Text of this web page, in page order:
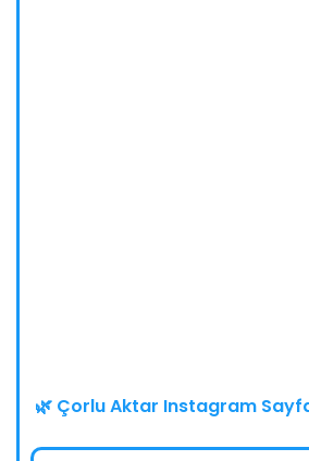
🌿 Çorlu Aktar Instagram